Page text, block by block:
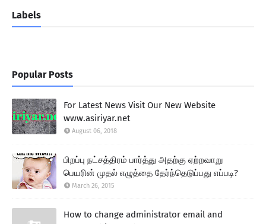
Labels
Popular Posts
For Latest News Visit Our New Website
www.asiriyar.net
August 06, 2018
பிறப்பு நட்சத்திரம் பார்த்து அதற்கு ஏற்றவாறு
பெயரின் முதல் எழுத்தை தேர்ந்தெடுப்பது எப்படி?
March 26, 2015
How to change administrator email and